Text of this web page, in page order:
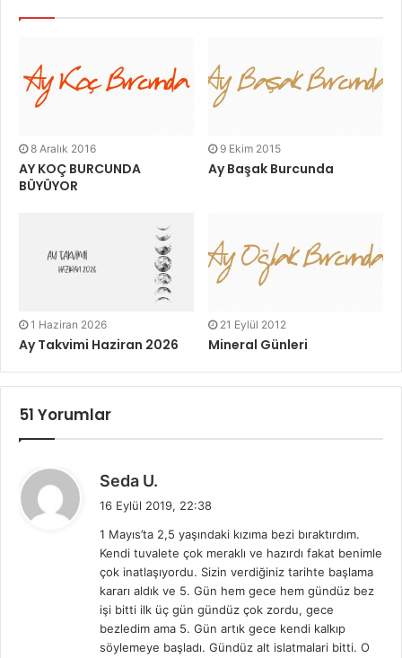
8 Aralık 2016
AY KOÇ BURCUNDA
BÜYÜYOR
9 Ekim 2015
Ay Başak Burcunda
1 Haziran 2026
Ay Takvimi Haziran 2026
21 Eylül 2012
Mineral Günleri
51 Yorumlar
Seda U.
i
k
i
16 Eylül 2019, 22:38
1 Mayıs’ta 2,5 yaşındaki kızıma bezi bıraktırdım.
Kendi tuvalete çok meraklı ve hazırdı fakat benimle
çok inatlaşıyordu. Sizin verdiğiniz tarihte başlama
kararı aldık ve 5. Gün hem gece hem gündüz bez
işi bitti ilk üç gün gündüz çok zordu, gece
bezledim ama 5. Gün artık gece kendi kalkıp
söylemeye başladı. Gündüz alt islatmalari bitti. O